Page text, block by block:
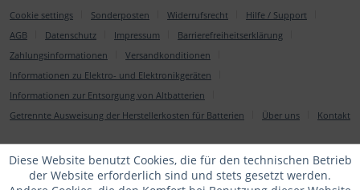
Cookie settings
Sonderposten Widerrufsrecht
Hilfe / Support
AGB
Datenschutz Impressum
Barrierefreiheitserklärung
Zahlungsinformationen
Versandkonditionen
Informationen zu Elektro- und Elektronikgeräten
Informationen zur Entsorgung von Altbatterien
Getrennte Ausweisung der Herstellerkosten für Batterien
Über uns Kontakt
Diese Website benutzt Cookies, die für den technischen Betrieb
der Website erforderlich sind und stets gesetzt werden.